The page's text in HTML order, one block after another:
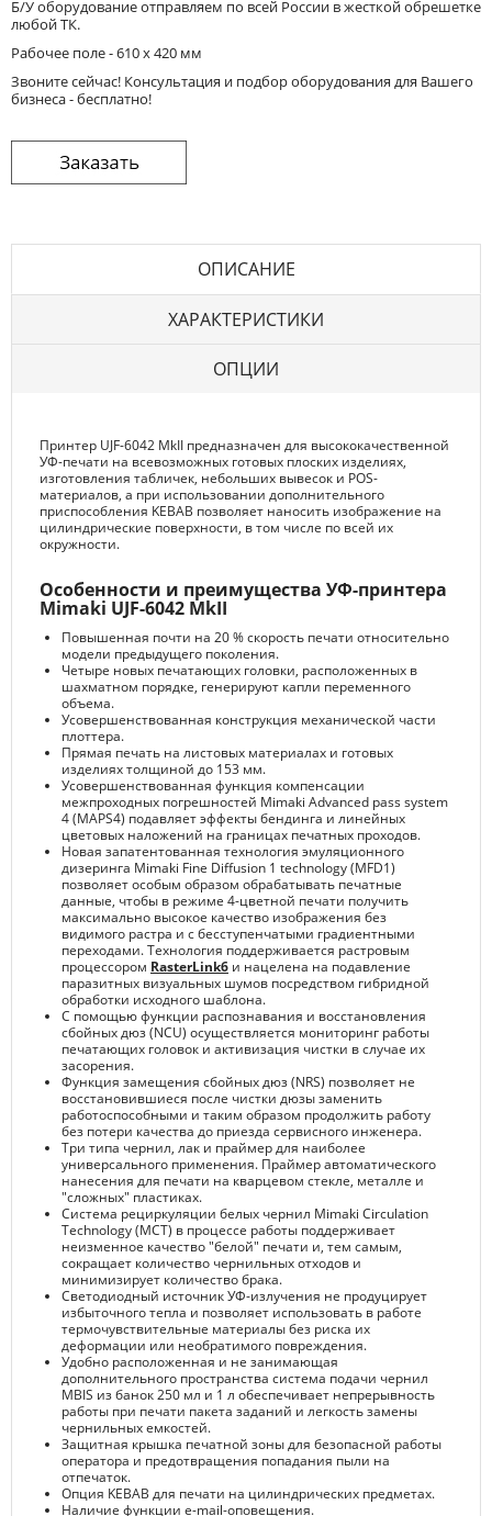
Б/У оборудование отправляем по всей России в жесткой обрешетке
любой ТК.
Рабочее поле - 610 х 420 мм
Звоните сейчас! Консультация и подбор оборудования для Вашего
бизнеса - бесплатно!
ОПИСАНИЕ
ХАРАКТЕРИСТИКИ
ОПЦИИ
Принтер UJF-6042 MkII предназначен для высококачественной
УФ-печати на всевозможных готовых плоских изделиях,
изготовления табличек, небольших вывесок и POS-
материалов, а при использовании дополнительного
приспособления KEBAB позволяет наносить изображение на
цилиндрические поверхности, в том числе по всей их
окружности.
Особенности и преимущества УФ-принтера
Mimaki UJF-6042 MkII
Повышенная почти на 20 % скорость печати относительно
модели предыдущего поколения.
Четыре новых печатающих головки, расположенных в
шахматном порядке, генерируют капли переменного
объема.
Усовершенствованная конструкция механической части
плоттера.
Прямая печать на листовых материалах и готовых
изделиях толщиной до 153 мм.
Усовершенствованная функция компенсации
межпроходных погрешностей Mimaki Advanced pass system
4 (MAPS4) подавляет эффекты бендинга и линейных
цветовых наложений на границах печатных проходов.
Новая запатентованная технология эмуляционного
дизеринга Mimaki Fine Diffusion 1 technology (MFD1)
позволяет особым образом обрабатывать печатные
данные, чтобы в режиме 4-цветной печати получить
максимально высокое качество изображения без
видимого растра и с бесступенчатыми градиентными
переходами. Технология поддерживается растровым
процессором RasterLink6 и нацелена на подавление
паразитных визуальных шумов посредством гибридной
обработки исходного шаблона.
С помощью функции распознавания и восстановления
сбойных дюз (NCU) осуществляется мониторинг работы
печатающих головок и активизация чистки в случае их
засорения.
Функция замещения сбойных дюз (NRS) позволяет не
восстановившиеся после чистки дюзы заменить
работоспособными и таким образом продолжить работу
без потери качества до приезда сервисного инженера.
Три типа чернил, лак и праймер для наиболее
универсального применения. Праймер автоматического
нанесения для печати на кварцевом стекле, металле и
"сложных" пластиках.
Система рециркуляции белых чернил Mimaki Circulation
Technology (MCT) в процессе работы поддерживает
неизменное качество "белой" печати и, тем самым,
сокращает количество чернильных отходов и
минимизирует количество брака.
Светодиодный источник УФ-излучения не продуцирует
избыточного тепла и позволяет использовать в работе
термочувствительные материалы без риска их
деформации или необратимого повреждения.
Удобно расположенная и не занимающая
дополнительного пространства система подачи чернил
MBIS из банок 250 мл и 1 л обеспечивает непрерывность
работы при печати пакета заданий и легкость замены
чернильных емкостей.
Защитная крышка печатной зоны для безопасной работы
оператора и предотвращения попадания пыли на
отпечаток.
Опция KEBAB для печати на цилиндрических предметах.
Наличие функции e-mail-оповещения.